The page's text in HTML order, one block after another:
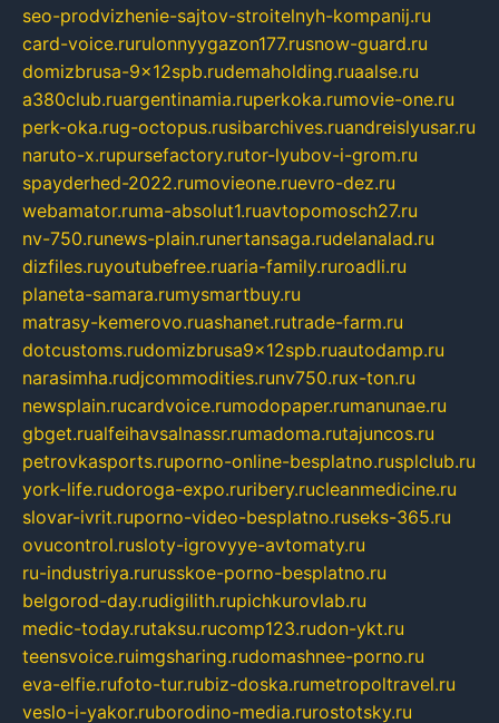
seo-prodvizhenie-sajtov-stroitelnyh-kompanij.ru
card-voice.rurulonnyygazon177.rusnow-guard.ru
domizbrusa-9x12spb.rudemaholding.ruaalse.ru
a380club.ruargentinamia.ruperkoka.rumovie-one.ru
perk-oka.rug-octopus.rusibarchives.ruandreislyusar.ru
naruto-x.rupursefactory.rutor-lyubov-i-grom.ru
spayderhed-2022.rumovieone.ruevro-dez.ru
webamator.ruma-absolut1.ruavtopomosch27.ru
nv-750.runews-plain.runertansaga.rudelanalad.ru
dizfiles.ruyoutubefree.ruaria-family.ruroadli.ru
planeta-samara.rumysmartbuy.ru
matrasy-kemerovo.ruashanet.rutrade-farm.ru
dotcustoms.rudomizbrusa9x12spb.ruautodamp.ru
narasimha.rudjcommodities.runv750.rux-ton.ru
newsplain.rucardvoice.rumodopaper.rumanunae.ru
gbget.rualfeihavsalnassr.rumadoma.rutajuncos.ru
petrovkasports.ruporno-online-besplatno.rusplclub.ru
york-life.rudoroga-expo.ruribery.rucleanmedicine.ru
slovar-ivrit.ruporno-video-besplatno.ruseks-365.ru
ovucontrol.rusloty-igrovyye-avtomaty.ru
ru-industriya.rurusskoe-porno-besplatno.ru
belgorod-day.rudigilith.rupichkurovlab.ru
medic-today.rutaksu.rucomp123.rudon-ykt.ru
teensvoice.ruimgsharing.rudomashnee-porno.ru
eva-elfie.rufoto-tur.rubiz-doska.rumetropoltravel.ru
veslo-i-yakor.ruborodino-media.rurostotsky.ru